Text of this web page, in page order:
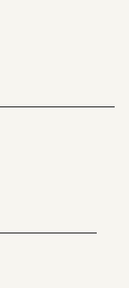
ィング